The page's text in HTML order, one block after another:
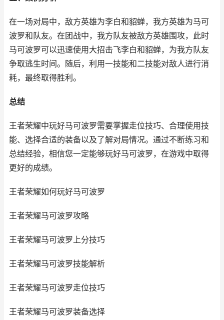
在一场对局中，敌方英雄为李白和貂蝉，我方英雄为马可
波罗和队友。在团战中，我方队友被敌方英雄围攻，此时
马可波罗可以迅速使用大招击飞李白和貂蝉，为我方队友
争取逃生时间。随后，利用一技能和二技能对敌人进行消
耗，最终取得胜利。
总结
王者荣耀中玩好马可波罗需要掌握走位技巧、合理使用技
能、选择合适的装备以及了解对局情况。通过不断练习和
总结经验，相信您一定能够玩好马可波罗，在游戏中取得
更好的成绩。
王者荣耀如何玩好马可波罗
王者荣耀马可波罗攻略
王者荣耀马可波罗上分技巧
王者荣耀马可波罗技能解析
王者荣耀马可波罗走位技巧
王者荣耀马可波罗装备选择